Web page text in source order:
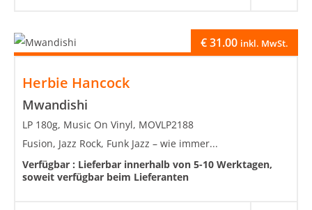
Herbie Hancock
Mwandishi
€31.00 inkl. MwSt.
LP 180g, Music On Vinyl, MOVLP2188
Fusion, Jazz Rock, Funk Jazz – wie immer...
Verfügbar : Lieferbar innerhalb von 5-10 Werktagen,
soweit verfügbar beim Lieferanten